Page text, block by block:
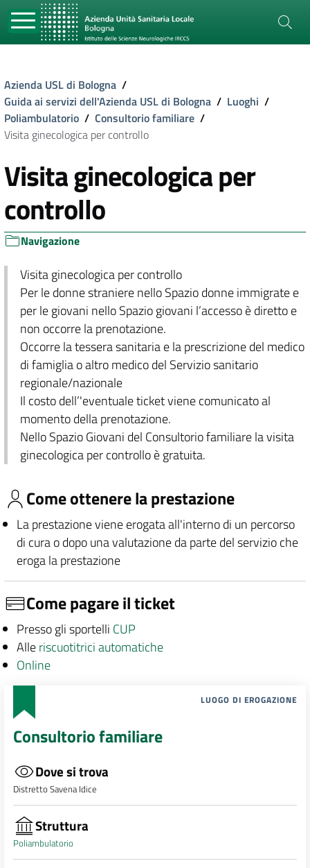
Azienda USL di Bologna /
Guida ai servizi dell'Azienda USL di Bologna / Luoghi /
Poliambulatorio / Consultorio familiare /
Visita ginecologica per controllo
Visita ginecologica per
controllo
Navigazione
Visita ginecologica per controllo
Per le donne straniere nello Spazio donne immigrate e
per le giovani nello Spazio giovani l’accesso è diretto e
non occorre la prenotazione.
Occorre la tessera sanitaria e la prescrizione del medico
di famiglia o altro medico del Servizio sanitario
regionale/nazionale
Il costo dell’'eventuale ticket viene comunicato al
momento della prenotazione.
Nello Spazio Giovani del Consultorio familiare la visita
ginecologica per controllo è gratuita.
Come ottenere la prestazione
La prestazione viene erogata all'interno di un percorso
di cura o dopo una valutazione da parte del servizio che
eroga la prestazione
Come pagare il ticket
Presso gli sportelli CUP
Alleriscuotitrici automatiche
Online
LUOGO DI EROGAZIONE
Consultorio familiare
Dove si trova
Distretto Savena Idice
Struttura
Poliambulatorio